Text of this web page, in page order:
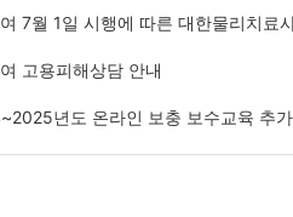
7월 1일 시행에 따른 대한물리치료
고용피해상담 안내
년도 온라인 보충 보수교육 추